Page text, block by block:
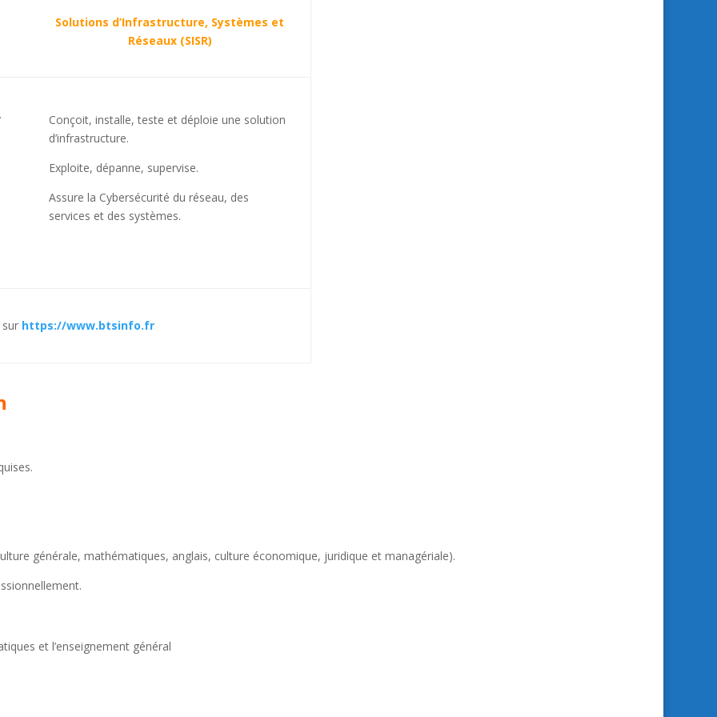
Solutions d’Infrastructure, Systèmes et
Réseaux (SISR)
Conçoit, installe, teste et déploie une solution
d’infrastructure.
Exploite, dépanne, supervise.
Assure la Cybersécurité du réseau, des
services et des systèmes.
sur https://www.btsinfo.fr
générale, mathématiques, anglais, culture économique, juridique et managériale).
et l’enseignement général